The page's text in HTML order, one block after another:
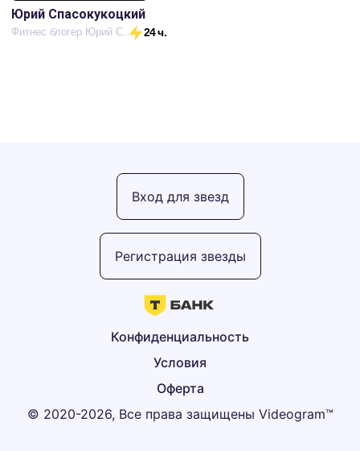
Юрий Спасокукоцкий
Фитнес блогер Юрий Спасокукоцкий 24 ч.
© 2020-2026, Все права защищены Videogram™
Оферта
Условия
Конфиденциальность
Регистрация звезды
Вход для звезд